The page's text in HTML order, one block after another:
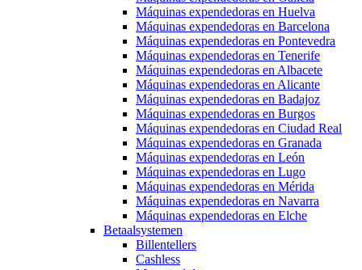
Máquinas expendedoras en Huelva
Máquinas expendedoras en Barcelona
Máquinas expendedoras en Pontevedra
Máquinas expendedoras en Tenerife
Máquinas expendedoras en Albacete
Máquinas expendedoras en Alicante
Máquinas expendedoras en Badajoz
Máquinas expendedoras en Burgos
Máquinas expendedoras en Ciudad Real
Máquinas expendedoras en Granada
Máquinas expendedoras en León
Máquinas expendedoras en Lugo
Máquinas expendedoras en Mérida
Máquinas expendedoras en Navarra
Máquinas expendedoras en Elche
Betaalsystemen
Billentellers
Cashless